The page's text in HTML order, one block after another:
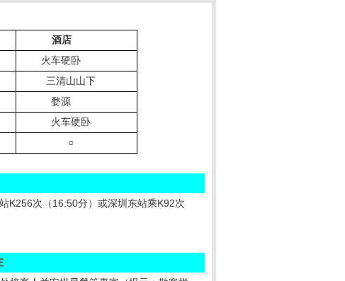
酒店
火车硬卧
三清山山下
婺源
火车硬卧
○
K256次（16:50分）或深圳东站乘K92次